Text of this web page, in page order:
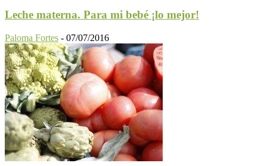
Leche materna. Para mi bebé ¡lo mejor!
Paloma Fortes - 07/07/2016